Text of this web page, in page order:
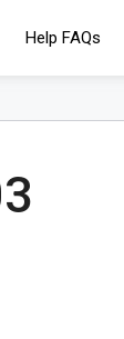
Help FAQs